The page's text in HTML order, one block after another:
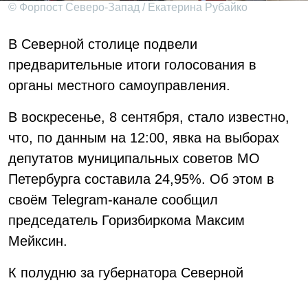
© Форпост Северо-Запад / Екатерина Рубайко
В Северной столице подвели
предварительные итоги голосования в
органы местного самоуправления.
В воскресенье, 8 сентября, стало известно,
что, по данным на 12:00, явка на выборах
депутатов муниципальных советов МО
Петербурга составила 24,95%. Об этом в
своём Telegram-канале сообщил
председатель Горизбиркома Максим
Мейксин.
К полудню за губернатора Северной